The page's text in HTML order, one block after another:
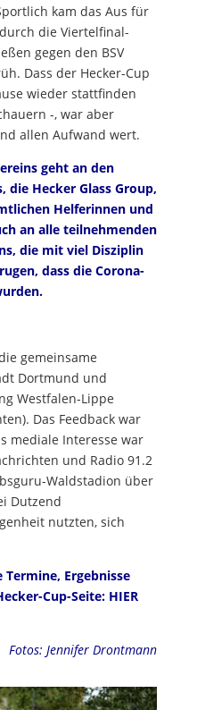
kam das Aus für
die Viertelfinal-
gegen den BSV
Dass der Hecker-Cup
wieder stattfinden
-, war aber
allen Aufwand wert.
geht an den
die Hecker Glass Group,
Helferinnen und
an alle teilnehmenden
die mit viel Disziplin
dass die Corona-
gemeinsame
Dortmund und
Westfalen-Lippe
Das Feedback war
mediale Interesse war
und Radio 91.2
Waldstadion über
Dutzend
nutzten, sich
Ergebnisse
Cup-Seite: HIER
Fotos: Jennifer Drontmann